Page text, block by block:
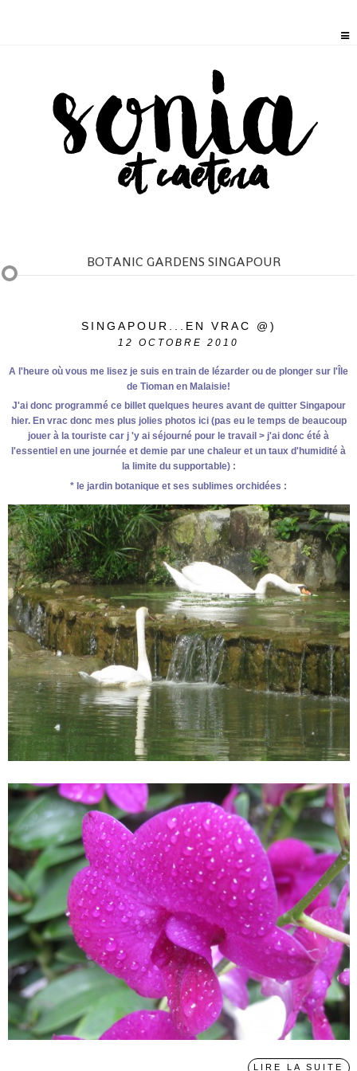
BOTANIC GARDENS SINGAPOUR
SINGAPOUR...EN VRAC @)
12 OCTOBRE 2010
A l'heure où vous me lisez je suis en train de lézarder ou de plonger sur l'Île
de Tioman en Malaisie!
J'ai donc programmé ce billet quelques heures avant de quitter Singapour
hier. En vrac donc mes plus jolies photos ici (pas eu le temps de beaucoup
jouer à la touriste car j 'y ai séjourné pour le travail > j'ai donc été à
l'essentiel en une journée et demie par une chaleur et un taux d'humidité à
la limite du supportable) :
* le jardin botanique et ses sublimes orchidées :
LIRE LA SUITE